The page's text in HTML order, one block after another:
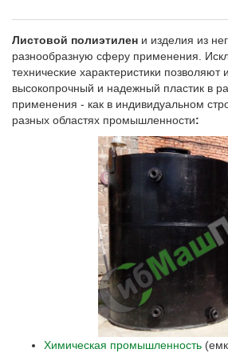
Листовой полиэтилен и изделия из
разнообразную сферу применения.
технические характеристики позволяют
высокопрочный и надежный пластик в
применения - как в индивидуальном
разных областях промышленности:
Химическая промышленность